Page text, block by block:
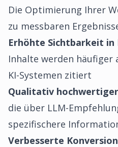
Die Optimierung Ihrer
zu messbaren
Erhöhte Sichtbarkeit
Inhalte werden häufiger
KI-Systemen zitiert
Qualitativ
die über LLM-
spezifischere
Verbesserte